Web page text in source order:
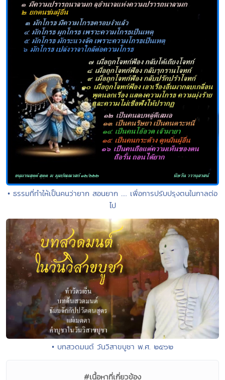
• ธรรมที่ทำให้เป็นคนว่ายาก สอนยาก .... เพื่อการปรับปรุงตนในกาลต่อ
ไป
• บทสวดมนต์ วันวิสาขบูชา พ.ศ. ๒๕๖๒
#เนื้อหาที่เกี่ยวข้อง